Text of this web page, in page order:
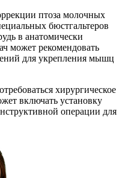
птоза молочных
бюстгальтеров
в анатомически
может рекомендовать
для укрепления мышц
хирургическое
включать установку
операции для